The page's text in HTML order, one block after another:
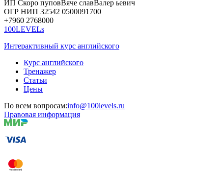
ИП Скоро пуповВяче славВалер ьевич
ОГР НИП 32542 0500091700
+7960 2768000
100LEVELs
Интерактивный курс английского
Курс английского
Тренажер
Статьи
Цены
По всем вопросам:info@100levels.ru
Правовая информация